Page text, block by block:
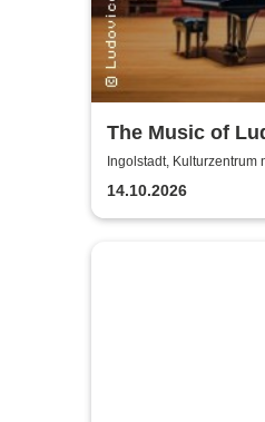
The Music of
Einaudi: Tribute-
Klavierkonzert -
Einaudi Tribute
Ingolstadt, Kulturzentrum
14.10.2026